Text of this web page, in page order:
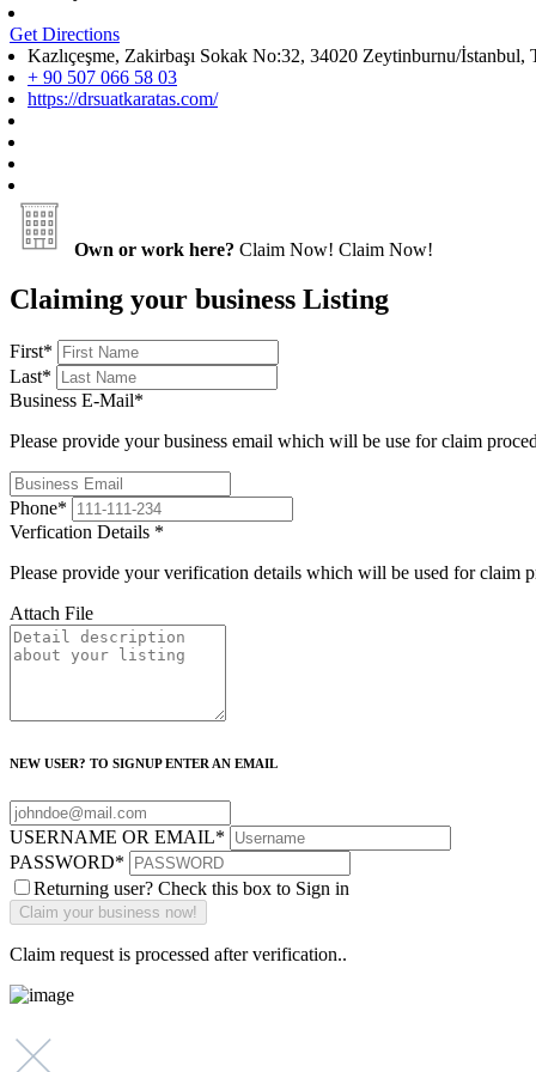
Get Directions
Kazlıçeşme, Zakirbaşı Sokak No:32, 34020 Zeytinburnu/İstanbul,
+ 90 507 066 58 03
https://drsuatkaratas.com/
Own or work here? Claim Now! Claim Now!
Claiming your business Listing
First*
Last*
Business E-Mail*
Please provide your business email which will be use for claim
Phone*
Verfication Details *
Please provide your verification details which will be used for claim
Attach File
NEW USER? TO SIGNUP ENTER AN EMAIL
USERNAME OR EMAIL*
PASSWORD*
Returning user? Check this box to Sign in
Claim request is processed after verification..